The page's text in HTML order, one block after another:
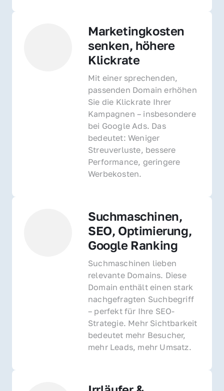
Marketingkosten
senken, höhere
Klickrate
Mit einer sprechenden,
passenden Domain erhöhen
Sie die Klickrate Ihrer
Kampagnen – insbesondere
bei Google Ads. Das
bedeutet: Weniger
Streuverluste, bessere
Performance, geringere
Werbekosten.
Suchmaschinen,
SEO, Optimierung,
Google Ranking
Suchmaschinen lieben
relevante Domains. Diese
Domain enthält einen stark
nachgefragten Suchbegriff
– perfekt für Ihre SEO-
Strategie. Mehr Sichtbarkeit
bedeutet mehr Besucher,
mehr Leads, mehr Umsatz.